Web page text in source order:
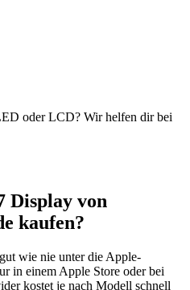
oder LCD? Wir helfen dir bei
Display von
kaufen?
wie nie unter die Apple-
in einem Apple Store oder bei
kostet je nach Modell schnell